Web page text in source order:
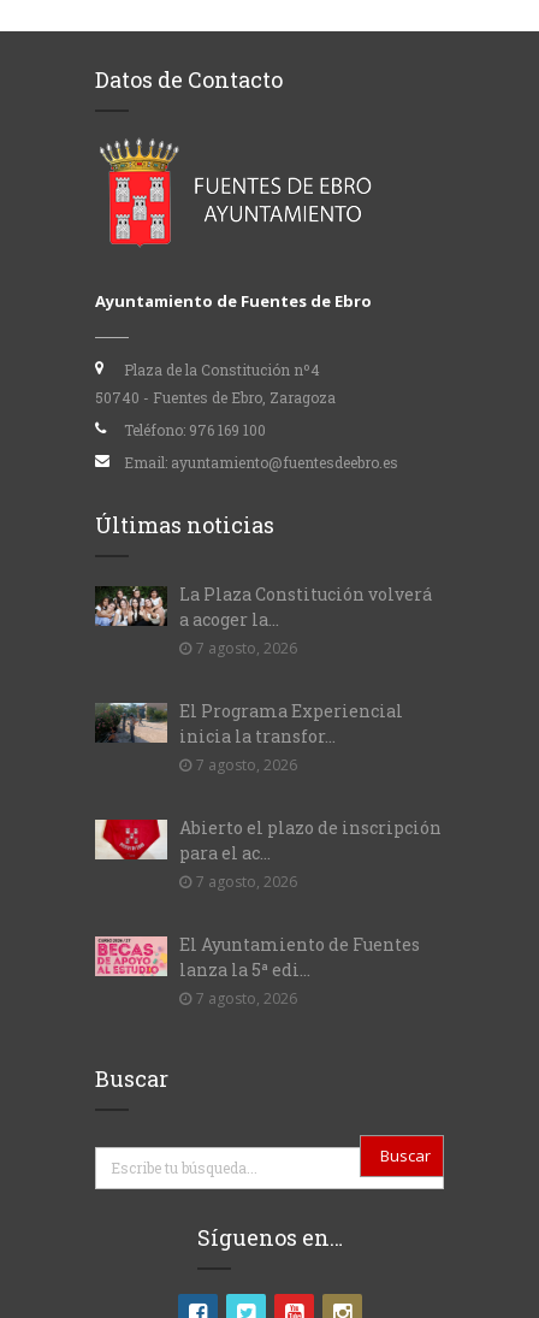
Datos de Contacto
Ayuntamiento de Fuentes de Ebro
Plaza de la Constitución nº4
50740 - Fuentes de Ebro, Zaragoza
Teléfono: 976 169 100
Email: ayuntamiento@fuentesdeebro.es
Últimas noticias
La Plaza Constitución volverá
a acoger la...
7 agosto, 2026
El Programa Experiencial
inicia la transfor...
7 agosto, 2026
Abierto el plazo de inscripción
para el ac...
7 agosto, 2026
El Ayuntamiento de Fuentes
lanza la 5ª edi...
7 agosto, 2026
Buscar
Buscar
Síguenos en…